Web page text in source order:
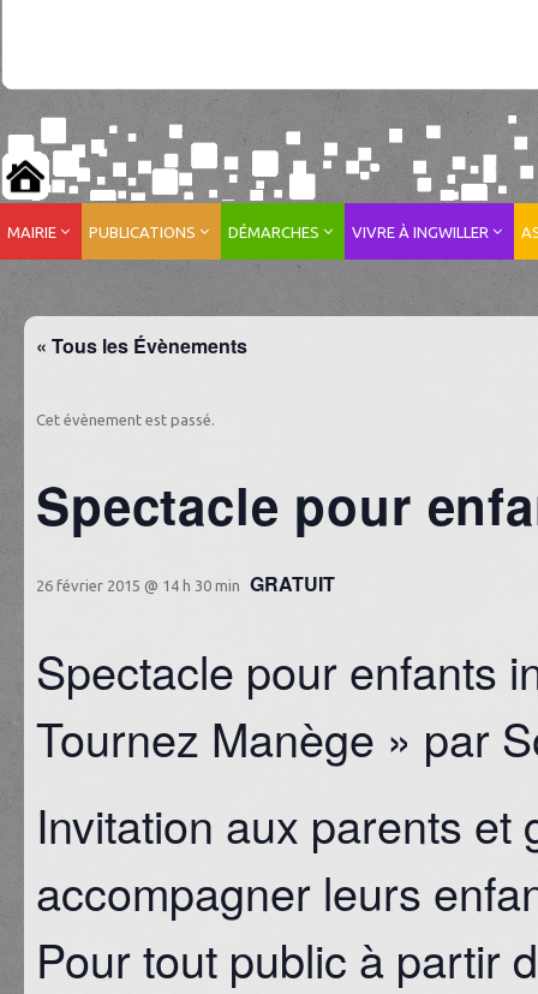
MAIRIE PUBLICATIONS DÉMARCHES VIVRE À INGWILLER
« Tous les Évènements
Cet évènement est passé.
Spectacle pour
26 février 2015 @ 14 h 30 min GRATUIT
Spectacle pour enfants
Tournez Manège » par
Invitation aux parents
accompagner leurs
Pour tout public à partir